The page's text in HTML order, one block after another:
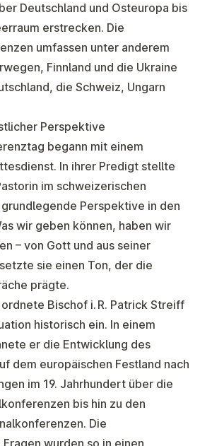
Deutschland und Osteuropa bis
erstrecken. Die
umfassen unter anderem
Finnland und die Ukraine
die Schweiz, Ungarn
Perspektive
begann mit einem
In ihrer Predigt stellte
im schweizerischen
Perspektive in den
wir geben können, haben wir
– von Gott und aus seiner
sie einen Ton, der die
prägte.
Bischof i. R. Patrick Streiff
historisch ein. In einem
er die Entwicklung des
dem europäischen Festland nach
im 19. Jahrhundert über die
bis hin zu den
Die
wurden so in einen